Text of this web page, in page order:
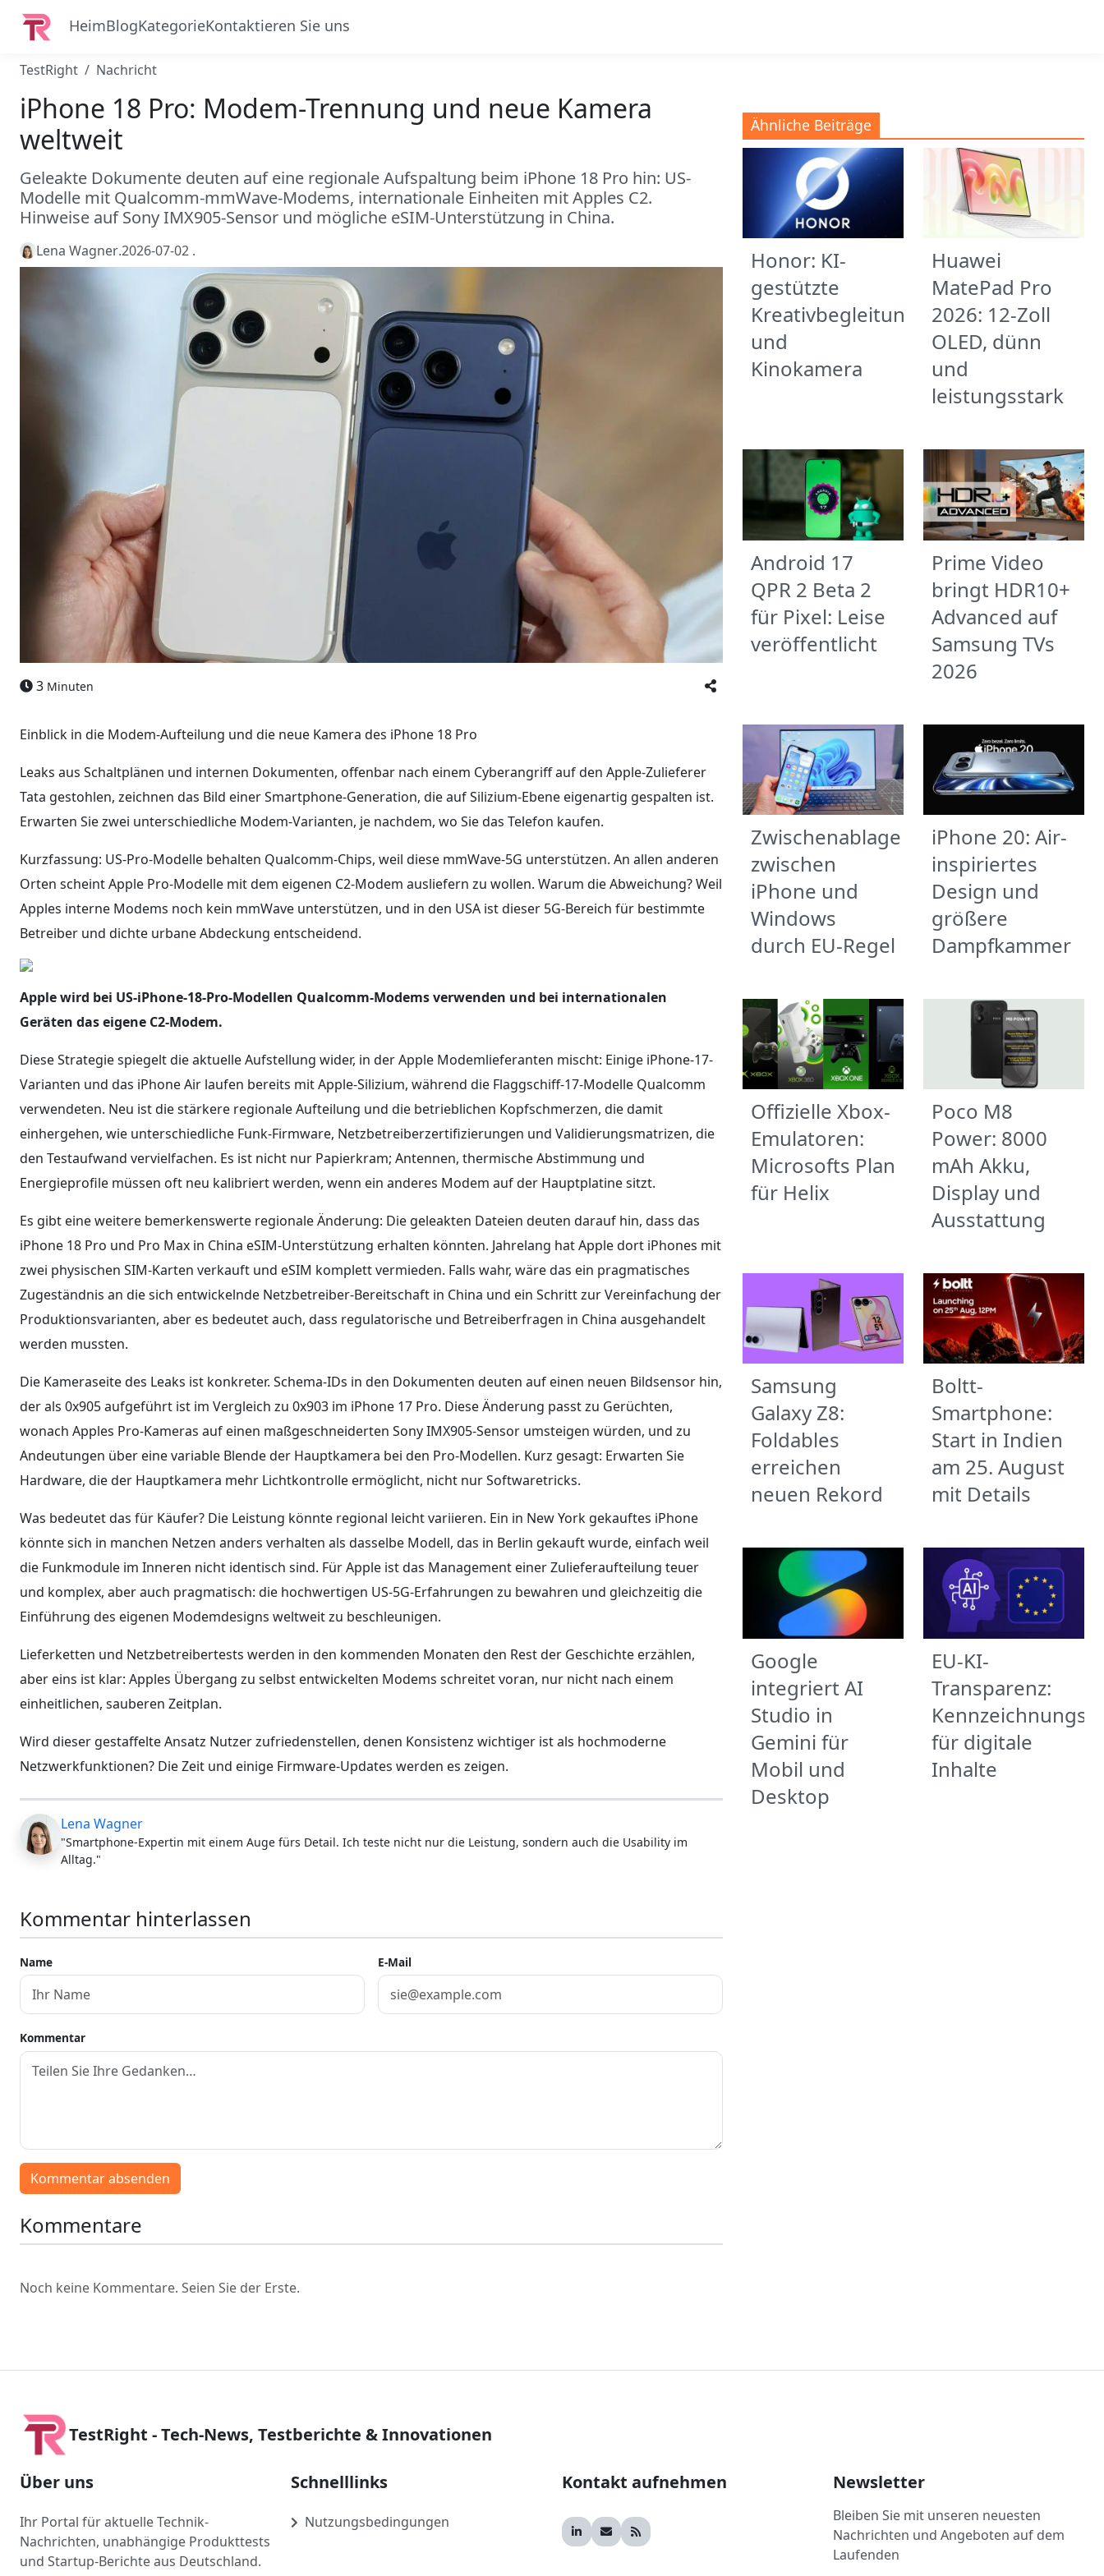
HeimBlogKategorieKontaktieren Sie uns
TestRight Nachricht
iPhone 18 Pro: Modem-Trennung und neue Kamera
weltweit
Geleakte Dokumente deuten auf eine regionale Aufspaltung beim iPhone 18 Pro hin: US-
Modelle mit Qualcomm-mmWave-Modems, internationale Einheiten mit Apples C2.
Hinweise auf Sony IMX905-Sensor und mögliche eSIM-Unterstützung in China.
Lena Wagner.2026-07-02 .
3 Minuten
Einblick in die Modem-Aufteilung und die neue Kamera des iPhone 18 Pro
Leaks aus Schaltplänen und internen Dokumenten, offenbar nach einem Cyberangriff auf den Apple-Zulieferer
Tata gestohlen, zeichnen das Bild einer Smartphone-Generation, die auf Silizium-Ebene eigenartig gespalten ist.
Erwarten Sie zwei unterschiedliche Modem-Varianten, je nachdem, wo Sie das Telefon kaufen.
Kurzfassung: US-Pro-Modelle behalten Qualcomm-Chips, weil diese mmWave-5G unterstützen. An allen anderen
Orten scheint Apple Pro-Modelle mit dem eigenen C2-Modem ausliefern zu wollen. Warum die Abweichung? Weil
Apples interne Modems noch kein mmWave unterstützen, und in den USA ist dieser 5G-Bereich für bestimmte
Betreiber und dichte urbane Abdeckung entscheidend.
Apple wird bei US-iPhone-18-Pro-Modellen Qualcomm-Modems verwenden und bei internationalen
Geräten das eigene C2-Modem.
Diese Strategie spiegelt die aktuelle Aufstellung wider, in der Apple Modemlieferanten mischt: Einige iPhone-17-
Varianten und das iPhone Air laufen bereits mit Apple-Silizium, während die Flaggschiff-17-Modelle Qualcomm
verwendeten. Neu ist die stärkere regionale Aufteilung und die betrieblichen Kopfschmerzen, die damit
einhergehen, wie unterschiedliche Funk-Firmware, Netzbetreiberzertifizierungen und Validierungsmatrizen, die
den Testaufwand vervielfachen. Es ist nicht nur Papierkram; Antennen, thermische Abstimmung und
Energieprofile müssen oft neu kalibriert werden, wenn ein anderes Modem auf der Hauptplatine sitzt.
Es gibt eine weitere bemerkenswerte regionale Änderung: Die geleakten Dateien deuten darauf hin, dass das
iPhone 18 Pro und Pro Max in China eSIM-Unterstützung erhalten könnten. Jahrelang hat Apple dort iPhones mit
zwei physischen SIM-Karten verkauft und eSIM komplett vermieden. Falls wahr, wäre das ein pragmatisches
Zugeständnis an die sich entwickelnde Netzbetreiber-Bereitschaft in China und ein Schritt zur Vereinfachung der
Produktionsvarianten, aber es bedeutet auch, dass regulatorische und Betreiberfragen in China ausgehandelt
werden mussten.
Die Kameraseite des Leaks ist konkreter. Schema-IDs in den Dokumenten deuten auf einen neuen Bildsensor hin,
der als 0x905 aufgeführt ist im Vergleich zu 0x903 im iPhone 17 Pro. Diese Änderung passt zu Gerüchten,
wonach Apples Pro-Kameras auf einen maßgeschneiderten Sony IMX905-Sensor umsteigen würden, und zu
Andeutungen über eine variable Blende der Hauptkamera bei den Pro-Modellen. Kurz gesagt: Erwarten Sie
Hardware, die der Hauptkamera mehr Lichtkontrolle ermöglicht, nicht nur Softwaretricks.
Was bedeutet das für Käufer? Die Leistung könnte regional leicht variieren. Ein in New York gekauftes iPhone
könnte sich in manchen Netzen anders verhalten als dasselbe Modell, das in Berlin gekauft wurde, einfach weil
die Funkmodule im Inneren nicht identisch sind. Für Apple ist das Management einer Zulieferaufteilung teuer
und komplex, aber auch pragmatisch: die hochwertigen US-5G-Erfahrungen zu bewahren und gleichzeitig die
Einführung des eigenen Modemdesigns weltweit zu beschleunigen.
Lieferketten und Netzbetreibertests werden in den kommenden Monaten den Rest der Geschichte erzählen,
aber eins ist klar: Apples Übergang zu selbst entwickelten Modems schreitet voran, nur nicht nach einem
einheitlichen, sauberen Zeitplan.
Wird dieser gestaffelte Ansatz Nutzer zufriedenstellen, denen Konsistenz wichtiger ist als hochmoderne
Netzwerkfunktionen? Die Zeit und einige Firmware-Updates werden es zeigen.
Lena Wagner
"Smartphone-Expertin mit einem Auge fürs Detail. Ich teste nicht nur die Leistung, sondern auch die Usability im
Alltag."
Kommentar hinterlassen
Name E-Mail
Kommentar
Kommentar absenden
Kommentare
Noch keine Kommentare. Seien Sie der Erste.
Ähnliche Beiträge
Honor: KI-
gestützte
Kreativbegleitung
und
Kinokamera
Huawei
MatePad Pro
2026: 12-Zoll
OLED, dünn
und
leistungsstark
Android 17
QPR 2 Beta 2
für Pixel: Leise
veröffentlicht
Prime Video
bringt HDR10+
Advanced auf
Samsung TVs
2026
Zwischenablage
zwischen
iPhone und
Windows
durch EU-Regel
iPhone 20: Air-
inspiriertes
Design und
größere
Dampfkammer
Offizielle Xbox-
Emulatoren:
Microsofts Plan
für Helix
Poco M8
Power: 8000
mAh Akku,
Display und
Ausstattung
Samsung
Galaxy Z8:
Foldables
erreichen
neuen Rekord
Boltt-
Smartphone:
Start in Indien
am 25. August
mit Details
Google
integriert AI
Studio in
Gemini für
Mobil und
Desktop
EU-KI-
Transparenz:
für digitale
Inhalte
TestRight - Tech-News, Testberichte & Innovationen
Über uns
Ihr Portal für aktuelle Technik-
Nachrichten, unabhängige Produkttests
und Startup-Berichte aus Deutschland.
Schnelllinks
Nutzungsbedingungen
Kontakt aufnehmen Newsletter
Bleiben Sie mit unseren neuesten
Nachrichten und Angeboten auf dem
Laufenden